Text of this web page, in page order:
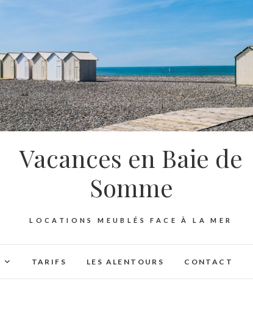
Vacances en Baie de
Somme
LOCATIONS MEUBLÉS FACE À LA MER
TARIFS LES ALENTOURS CONTACT